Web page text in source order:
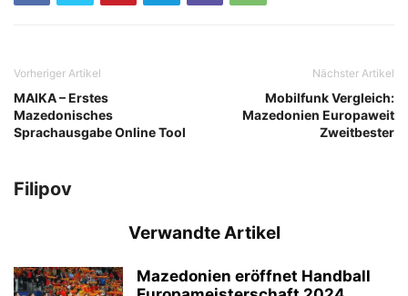
Vorheriger Artikel
MAIKA – Erstes
Mazedonisches
Sprachausgabe Online Tool
Nächster Artikel
Mobilfunk Vergleich:
Mazedonien Europaweit
Zweitbester
Filipov
Verwandte Artikel
Mazedonien eröffnet Handball